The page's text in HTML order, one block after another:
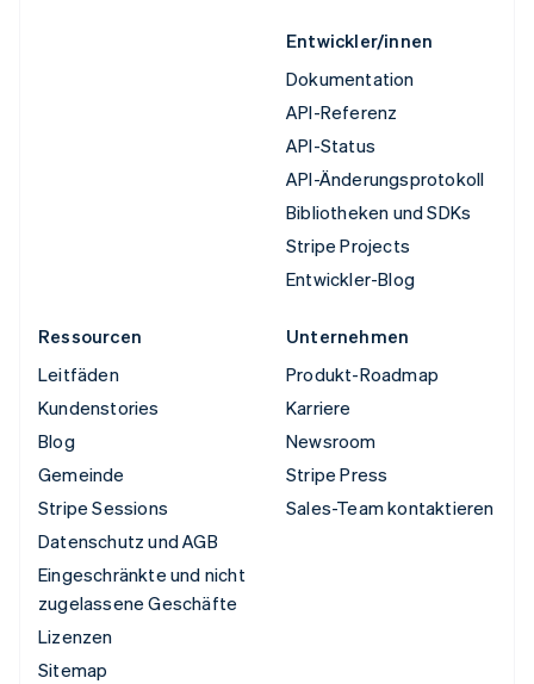
Entwickler/innen
Dokumentation
API-Referenz
API-Status
API-Änderungsprotokoll
Bibliotheken und SDKs
Stripe Projects
Entwickler-Blog
Ressourcen
Leitfäden
Kundenstories
Blog
Gemeinde
Stripe Sessions
Datenschutz und AGB
Eingeschränkte und nicht
zugelassene Geschäfte
Lizenzen
Sitemap
Unternehmen
Produkt-Roadmap
Karriere
Newsroom
Stripe Press
Sales-Team kontaktieren